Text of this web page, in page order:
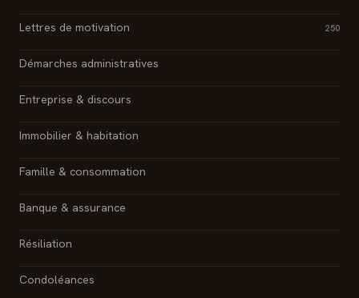
Lettres de motivation 250
Démarches administratives
Entreprise & discours
Immobilier & habitation
Famille & consommation
Banque & assurance
Résiliation
Condoléances